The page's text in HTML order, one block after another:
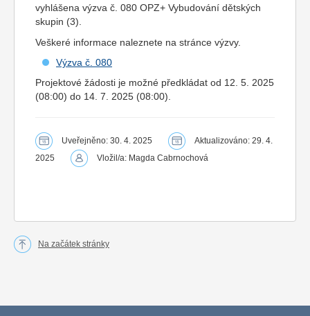
vyhlášena výzva č. 080 OPZ+ Vybudování dětských
skupin (3).
Veškeré informace naleznete na stránce výzvy.
Výzva č. 080
Projektové žádosti je možné předkládat od 12. 5. 2025
(08:00) do 14. 7. 2025 (08:00).
Uveřejněno: 30. 4. 2025
Aktualizováno: 29. 4.
2025
Vložil/a: Magda Cabrnochová
Na začátek stránky